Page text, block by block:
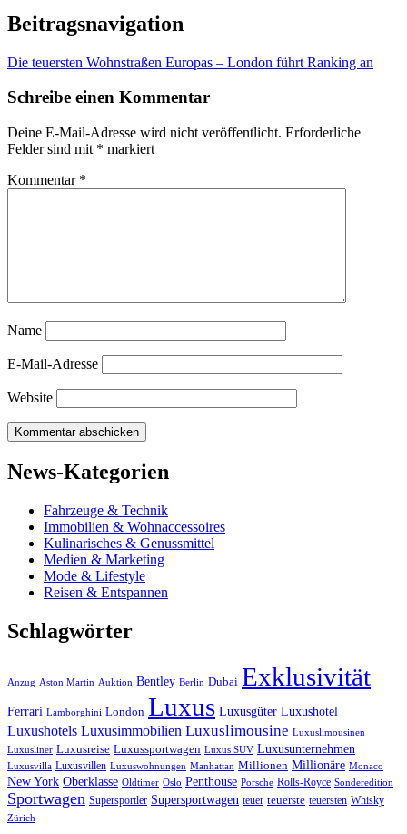
Beitragsnavigation
Die teuersten Wohnstraßen Europas – London führt Ranking an
Schreibe einen Kommentar
Deine E-Mail-Adresse wird nicht veröffentlicht. Erforderliche
Felder sind mit * markiert
Kommentar *
Name
E-Mail-Adresse
Website
News-Kategorien
Fahrzeuge & Technik
Immobilien & Wohnaccessoires
Kulinarisches & Genussmittel
Medien & Marketing
Mode & Lifestyle
Reisen & Entspannen
Schlagwörter
Anzug Aston Martin Auktion Bentley Berlin Dubai Exklusivität
Ferrari Lamborghini London Luxus Luxusgüter Luxushotel
Luxushotels Luxusimmobilien Luxuslimousine Luxuslimousinen
Luxusliner Luxusreise Luxussportwagen Luxus SUV Luxusunternehmen
Luxusvilla Luxusvillen Luxuswohnungen Manhattan Millionen Millionäre Monaco
New York Oberklasse Oldtimer Oslo Penthouse Porsche Rolls-Royce Sonderedition
Sportwagen Supersportler Supersportwagen teuer teuerste teuersten Whisky
Zürich